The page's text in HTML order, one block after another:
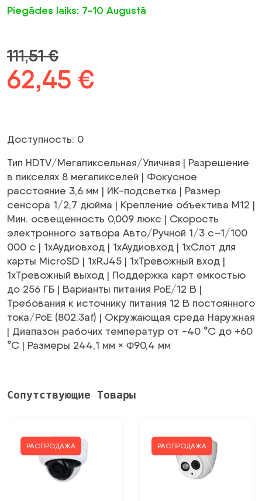
Piegādes laiks: 7-10 Augustā
111,51€
Первоначальная
была:
111,51 €.
62,45 €
Доступность: 0
Тип HDTV/Мегапиксельная/Уличная | Разрешение
в пикселях 8 мегапикселей | Фокусное
расстояние 3,6 мм | ИК-подсветка | Размер
сенсора 1/2,7 дюйма | Крепление объектива M12 |
Мин. освещенность 0,009 люкс | Скорость
электронного затвора Авто/Ручной 1/3 с–1/100
000 с | 1xАудиовход | 1xАудиовход | 1xСлот для
карты MicroSD | 1xRJ45 | 1xТревожный вход |
1xТревожный выход | Поддержка карт емкостью
до 256 ГБ | Варианты питания PoE/12 В |
Требования к источнику питания 12 В постоянного
тока/PoE (802.3af) | Окружающая среда Наружная
| Диапазон рабочих температур от -40 °C до +60
°C | Размеры 244,1 мм × Φ90,4 мм
Сопутствующие Товары
РАСПРОДАЖА РАСПРОДАЖА